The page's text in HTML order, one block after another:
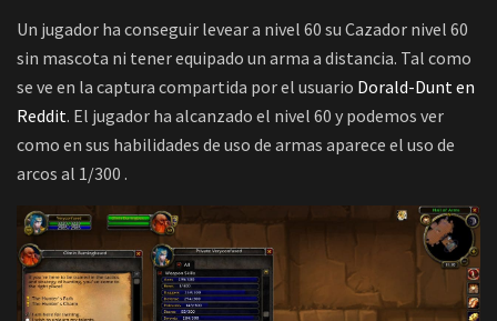
Un jugador ha conseguir levear a nivel 60 su Cazador nivel 60
sin mascota ni tener equipado un arma a distancia. Tal como
se ve en la captura compartida por el usuario Dorald-Dunt en
Reddit. El jugador ha alcanzado el nivel 60 y podemos ver
como en sus habilidades de uso de armas aparece el uso de
arcos al 1/300 .